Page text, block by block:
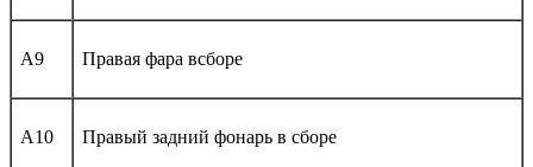
A9 Правая фара всборе
A10 Правый задний фонарь в сборе